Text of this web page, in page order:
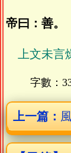
帝曰：善。
上文未
字數：
上一篇：